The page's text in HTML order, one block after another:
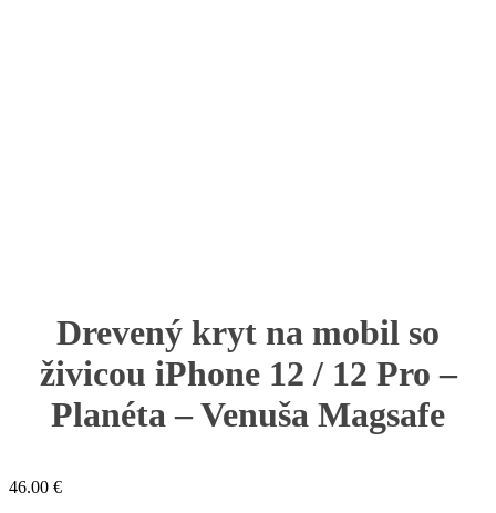
Drevený kryt na mobil so
živicou iPhone 12 / 12 Pro –
Planéta – Venuša Magsafe
46.00 €